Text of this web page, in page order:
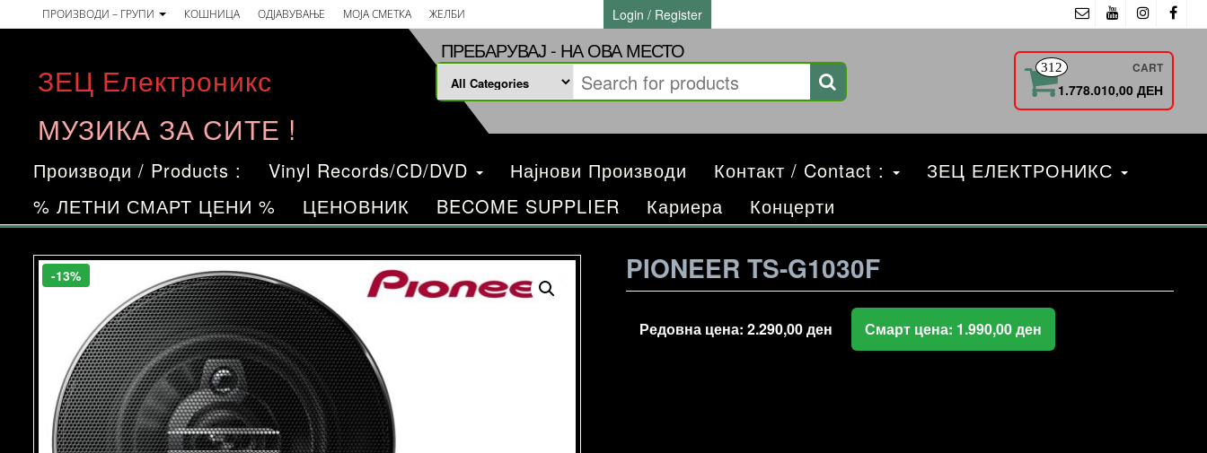
to
content
ПРОИЗВОДИ – ГРУПИ КОШНИЦА ОДЈАВУВАЊЕ МОЈА СМЕТКА ЖЕЛБИ Login / Register
ЗЕЦ Електроникс
МУЗИКА ЗА СИТЕ !
ПРЕБАРУВАЈ - НА ОВА МЕСТО
312 CART
1.778.010,00 ДЕН
Производи / Products : Vinyl Records/CD/DVD Најнови Производи Контакт / Contact :
ЗЕЦ ЕЛЕКТРОНИКС
% ЛЕТНИ СМАРТ ЦЕНИ %
ЦЕНОВНИК BECOME SUPPLIER Кариера Концерти
-13% PIONEER TS-G1030F
Редовна цена:2.290,00ден Смарт цена: 1.990,00ден